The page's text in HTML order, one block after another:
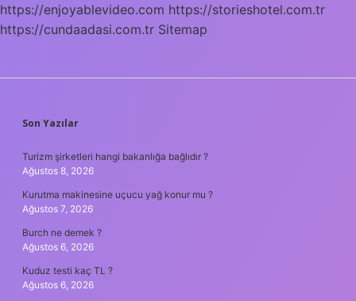
https://enjoyablevideo.com https://storieshotel.com.tr
https://cundaadasi.com.tr Sitemap
SIDEBAR
Son Yazılar
Turizm şirketleri hangi bakanlığa bağlıdır ?
Ağustos 8, 2026
Kurutma makinesine uçucu yağ konur mu ?
Ağustos 7, 2026
Burch ne demek ?
Ağustos 6, 2026
Kuduz testi kaç TL ?
Ağustos 6, 2026